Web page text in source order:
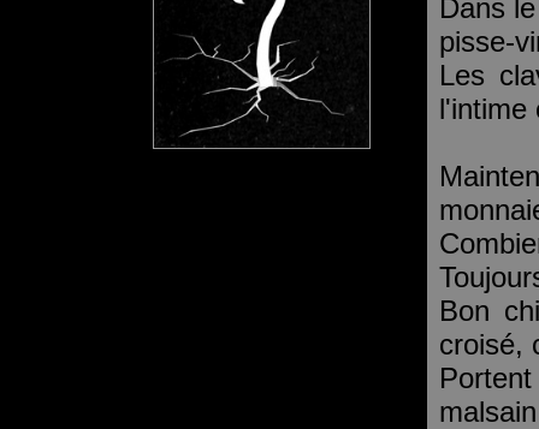
Dans
pisse-
Les
l'intime
Bon
croisé,